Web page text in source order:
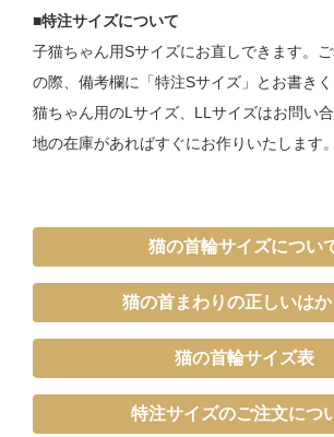
■特注サイズについて
子猫ちゃん用Sサイズにお直しできます。
の際、備考欄に「特注Sサイズ」とお書き
猫ちゃん用のLサイズ、LLサイズはお問い
地の在庫があればすぐにお作りいたします。
猫の首輪サイズについ
猫の首まわりの正しいは
猫の首輪サイズ表
《特注》Sサイズ
特注サイズのご注文につ